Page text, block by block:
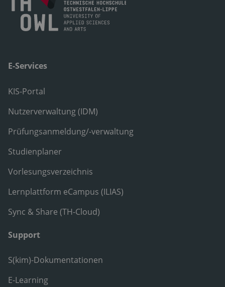
E-Services
KIS-Portal
Nutzerverwaltung (IDM)
Prüfungsanmeldung/-verwaltung
Studienplaner
Vorlesungsverzeichnis
Lernplattform eCampus (ILIAS)
Sync & Share (TH-Cloud)
Support
S(kim)-Dokumentationen
E-Learning